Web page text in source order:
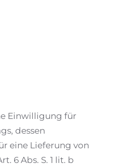
Einwilligung für
dessen
eine Lieferung von
6 Abs. S. 1 lit. b